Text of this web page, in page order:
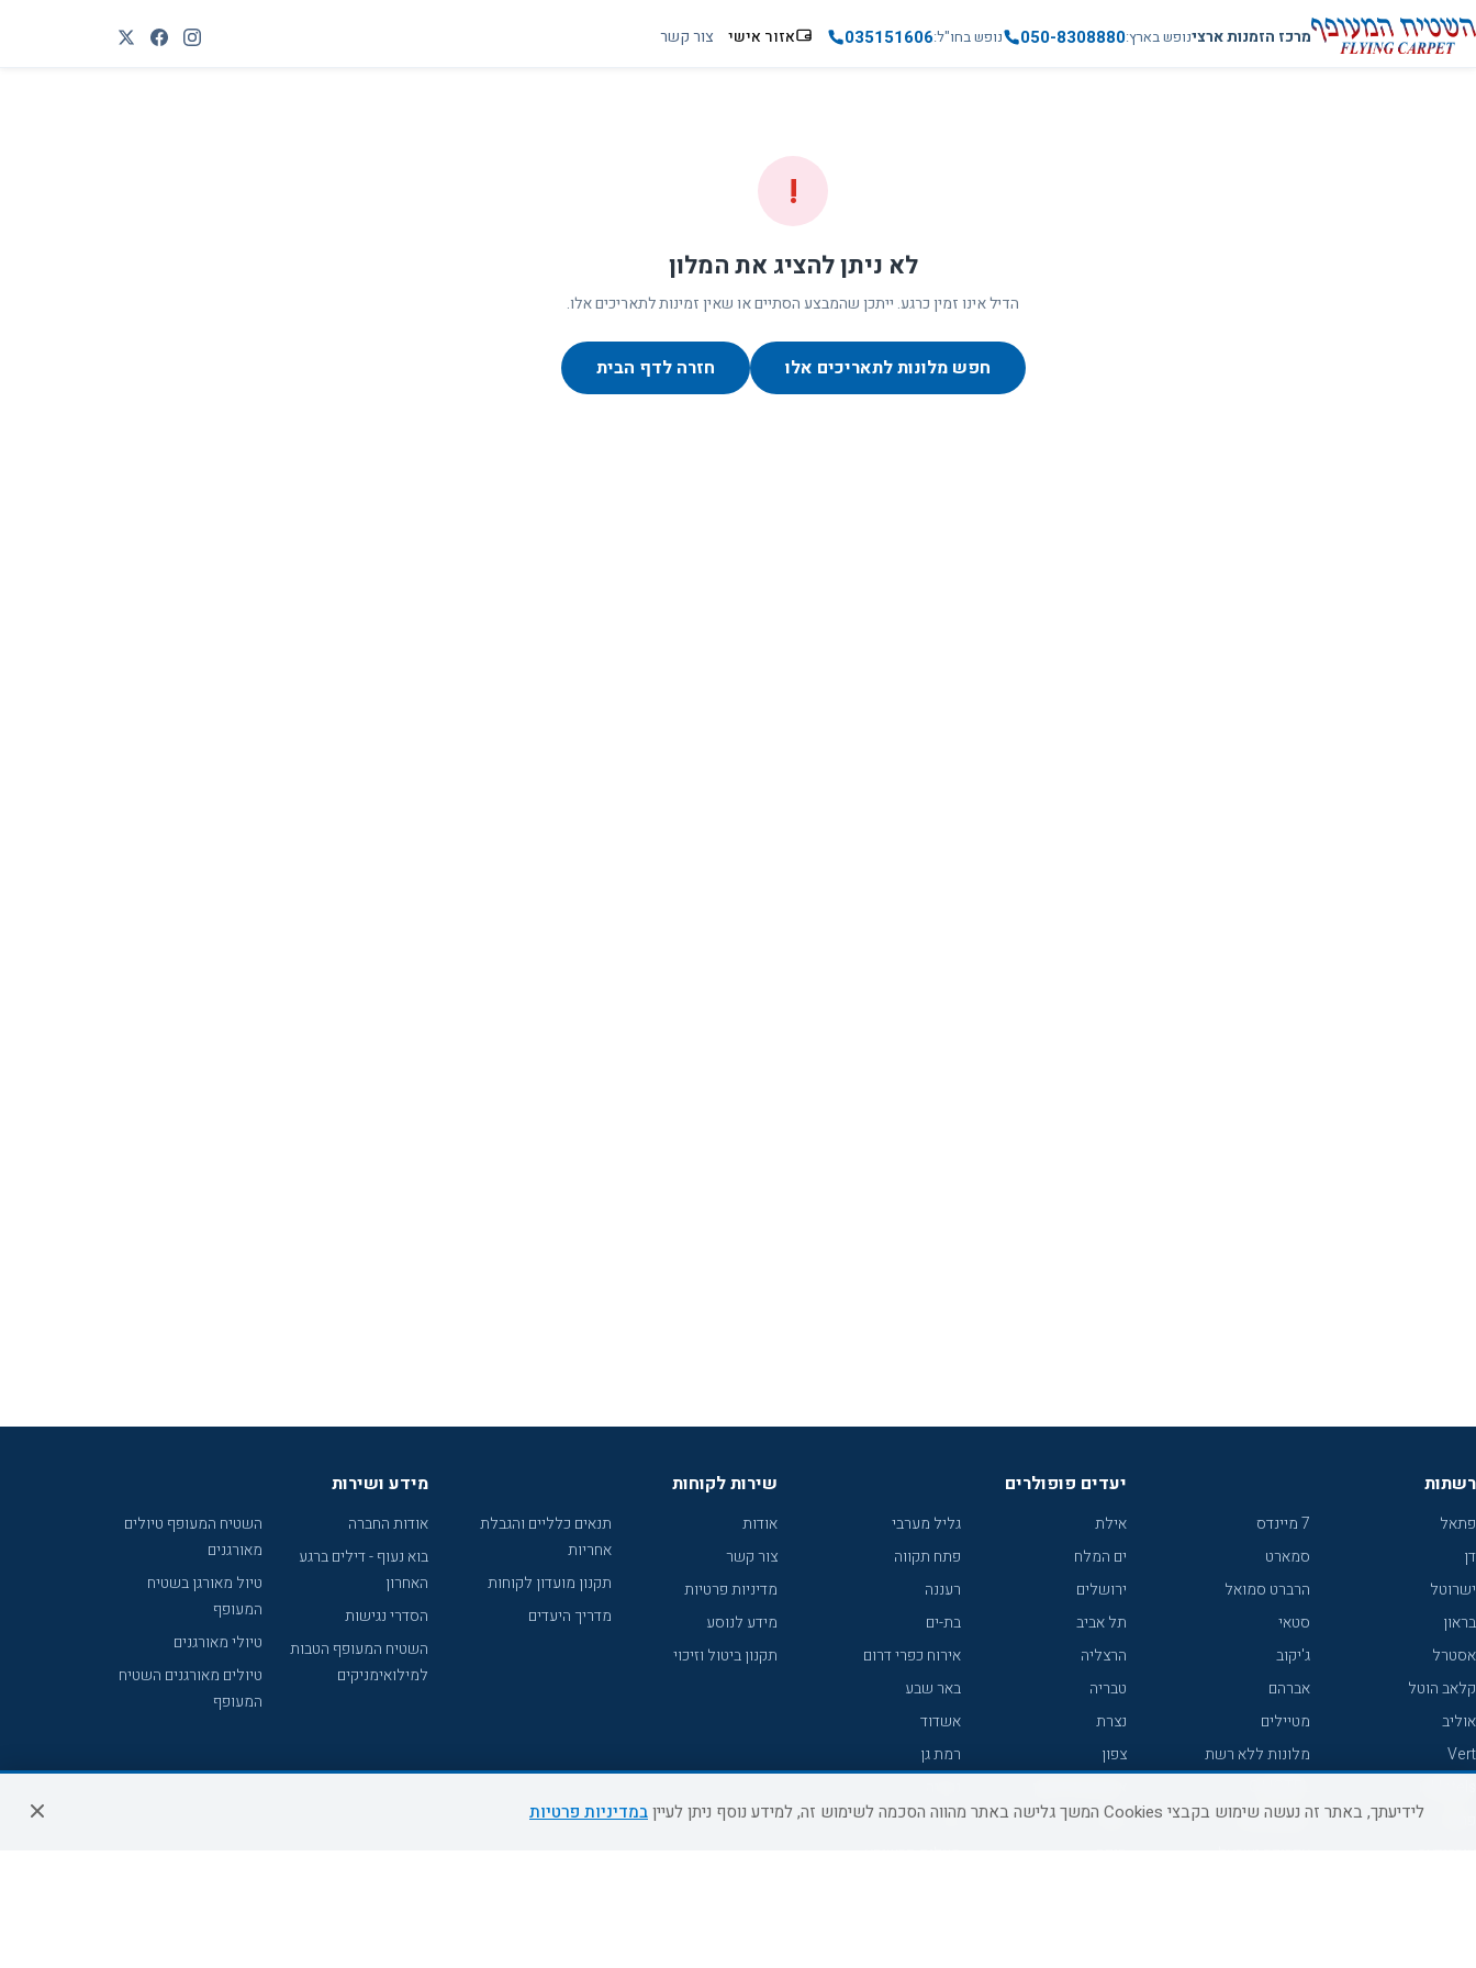
מרכז הזמנות ארצינופש בארץ050-8308880 נופש בחו"ל035151606 אזור אישי צור קשר
!
לא ניתן להציג את המלון
הדיל אינו זמין כרגע. ייתכן שהמבצע הסתיים או שאין זמינות לתאריכים אלו.
חפש מלונות לתאריכים אלו חזרה לדף הבית
רשתות
פתאל
דן
ישרוטל
בראון
אסטרל
קלאב הוטל
אוליב
Vert
7 מיינדס
סמארט
הרברט סמואל
סטאי
ג'יקוב
אברהם
מטיילים
מלונות ללא רשת
קראון פלאזה
יעדים פופולרים
אילת
ים המלח
ירושלים
תל אביב
הרצליה
טבריה
נצרת
צפון
נתניה
גליל מערבי
פתח תקווה
רעננה
בת-ים
אירוח כפרי דרום
באר שבע
אשדוד
רמת גן
עכו
שירות לקוחות
אודות
צור קשר
מדיניות פרטיות
מידע לנוסע
תקנון ביטול וזיכוי
תנאים כלליים והגבלת
אחריות
תקנון מועדון לקוחות
מדריך היעדים
מידע ושירות
אודות החברה
בוא נעוף - דילים ברגע
האחרון
הסדרי נגישות
השטיח המעופף הטבות
למילואימניקים
השטיח המעופף טיולים
מאורגנים
טיול מאורגן בשטיח
המעופף
טיולי מאורגנים
טיולים מאורגנים השטיח
המעופף
לידיעתך, באתר זה נעשה שימוש בקבצי Cookies המשך גלישה באתר מהווה הסכמה לשימוש זה, למידע נוסף ניתן לעיין במדיניות פרטיות